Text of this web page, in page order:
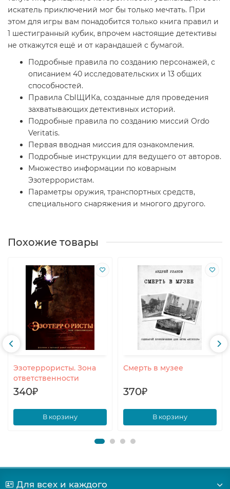
искатель приключений мог бы только мечтать. При
этом для игры вам понадобится только книга правил и
1 шестигранный кубик, впрочем настоящие детективы
не откажутся ещё и от карандашей с бумагой.
Подробные правила по созданию персонажей, с
описанием 40 исследовательских и 13 общих
способностей.
Правила СЫЩИКа, созданные для проведения
захватывающих детективных историй.
Подробные правила по созданию миссий Ordo
Veritatis.
Первая вводная миссия для ознакомления.
Подробные инструкции для ведущего от авторов.
Множество информации по коварным
Эзотеррористам.
Параметры оружия, транспортных средств,
специального снаряжения и многого другого.
Похожие товары
Эзотеррористы. Зона
ответственности
340₽
В корзину
Смерть в музее
370₽
В корзину
Для всех и каждого